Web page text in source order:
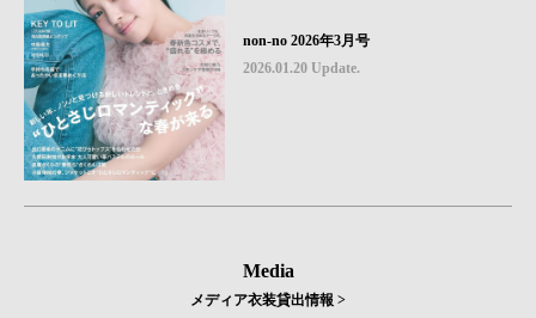
non-no 2026年3月号
2026.01.20 Update.
Media
メディア衣装貸出情報 >